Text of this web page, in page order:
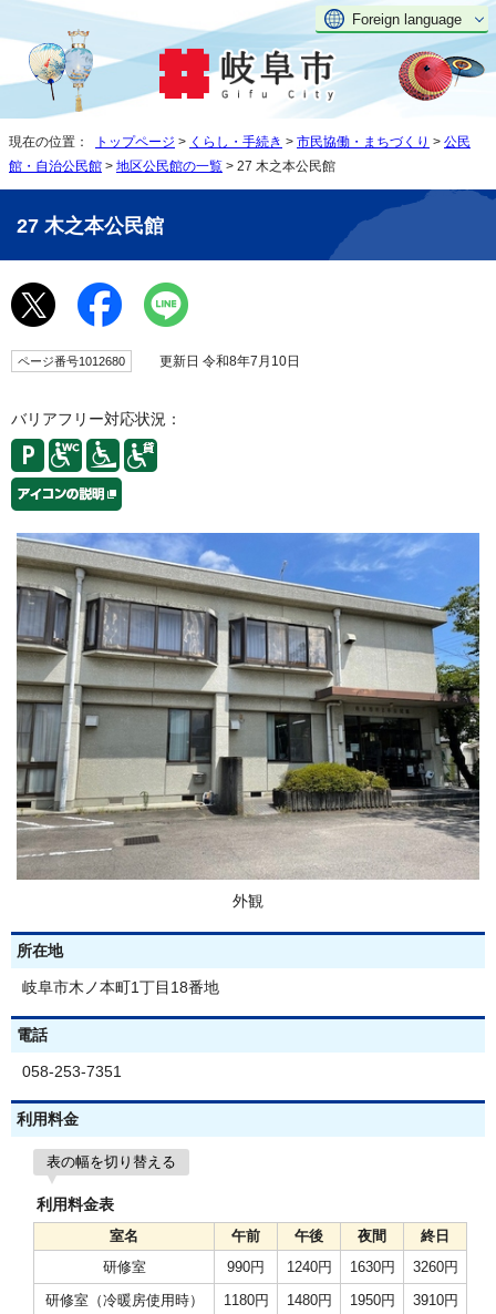
Foreign language
現在の位置： トップページ > くらし・手続き > 市民協働・まちづくり > 公民
館・自治公民館 > 地区公民館の一覧 > 27 木之本公民館
27 木之本公民館
ページ番号1012680 更新日 令和8年7月10日
バリアフリー対応状況：
外観
所在地
岐阜市木ノ本町1丁目18番地
電話
058-253-7351
利用料金
表の幅を切り替える
利用料金表
室名
午前 午後 夜間
終日
研修室
990円 1240円 1630円
3260円
研修室（冷暖房使用時）
1180円 1480円 1950円
3910円